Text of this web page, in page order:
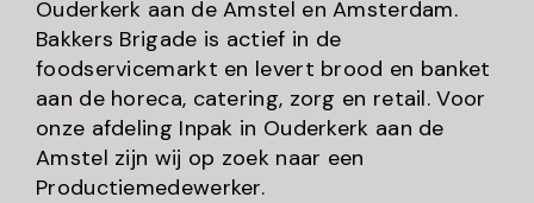
Ouderkerk aan de Amstel en Amsterdam.
Bakkers Brigade is actief in de
foodservicemarkt en levert brood en banket
aan de horeca, catering, zorg en retail. Voor
onze afdeling Inpak in Ouderkerk aan de
Amstel zijn wij op zoek naar een
Productiemedewerker.